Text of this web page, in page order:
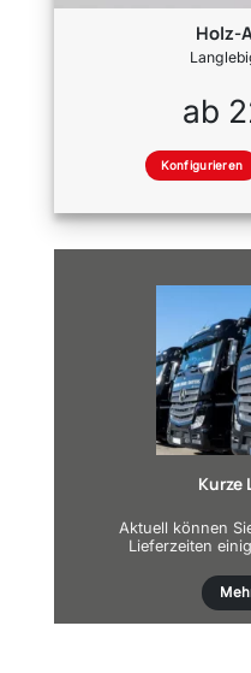
Holz-
ab
Konfigurieren
Kurze
Aktuell können
Lieferzeiten